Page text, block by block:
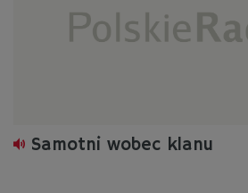
Samotni wobec klanu